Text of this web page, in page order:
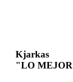
Kjarkas
"LO